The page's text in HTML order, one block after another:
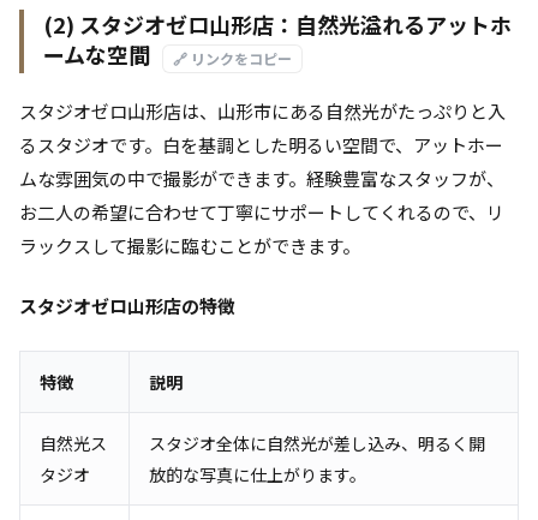
(2) スタジオゼロ山形店：自然光溢れるアットホ
ームな空間
🔗 リンクをコピー
スタジオゼロ山形店は、山形市にある自然光がたっぷりと入
るスタジオです。白を基調とした明るい空間で、アットホー
ムな雰囲気の中で撮影ができます。経験豊富なスタッフが、
お二人の希望に合わせて丁寧にサポートしてくれるので、リ
ラックスして撮影に臨むことができます。
スタジオゼロ山形店の特徴
特徴 説明
自然光ス
タジオ
スタジオ全体に自然光が差し込み、明るく開
放的な写真に仕上がります。